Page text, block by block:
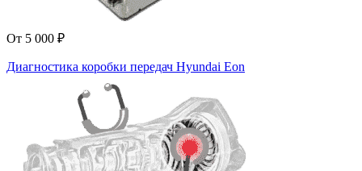
От 5 000 ₽
Диагностика коробки передач Hyundai Eon